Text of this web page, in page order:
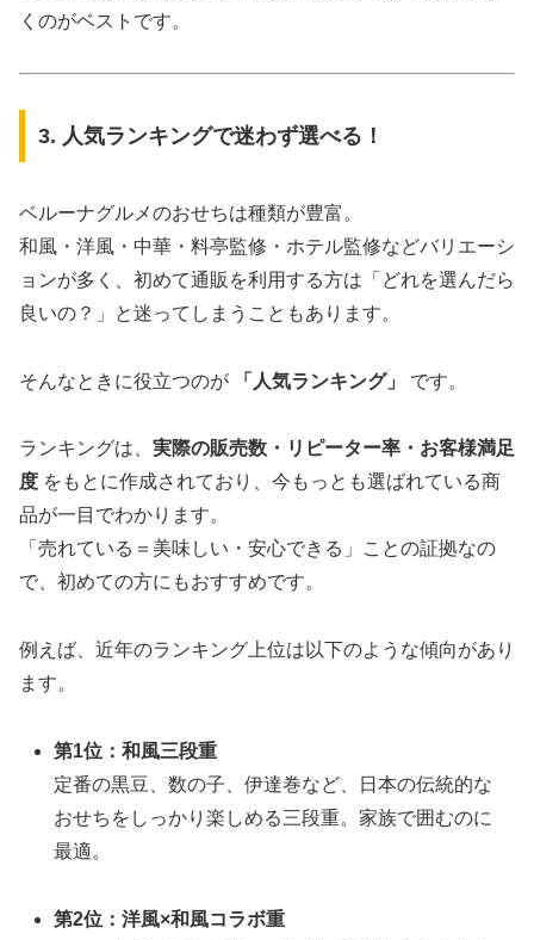
くのがベストです。
3. 人気ランキングで迷わず選べる！
ベルーナグルメのおせちは種類が豊富。
和風・洋風・中華・料亭監修・ホテル監修などバリエーシ
ョンが多く、初めて通販を利用する方は「どれを選んだら
良いの？」と迷ってしまうこともあります。
そんなときに役立つのが 「人気ランキング」 です。
ランキングは、 実際の販売数・リピーター率・お客様満足
度 をもとに作成されており、今もっとも選ばれている商
品が一目でわかります。
「売れている＝美味しい・安心できる」ことの証拠なの
で、初めての方にもおすすめです。
例えば、近年のランキング上位は以下のような傾向があり
ます。
第1位：和風三段重
定番の黒豆、数の子、伊達巻など、日本の伝統的な
おせちをしっかり楽しめる三段重。家族で囲むのに
最適。
第2位：洋風×和風コラボ重